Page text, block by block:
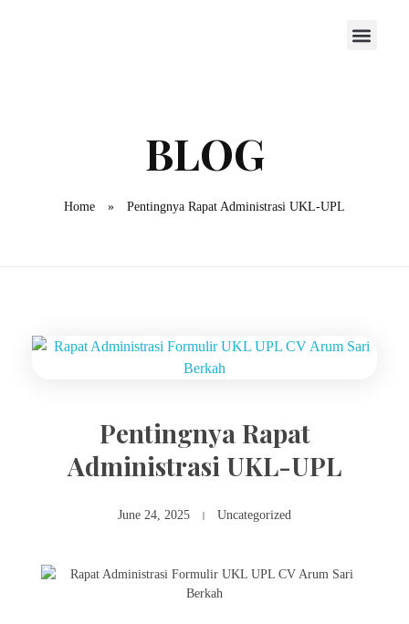
Home » Pentingnya Rapat Administrasi UKL-UPL
Pentingnya Rapat
Administrasi UKL-UPL
June 24, 2025 Uncategorized